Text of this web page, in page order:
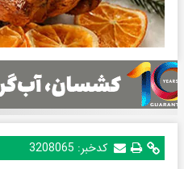
کدخبر: 3208065